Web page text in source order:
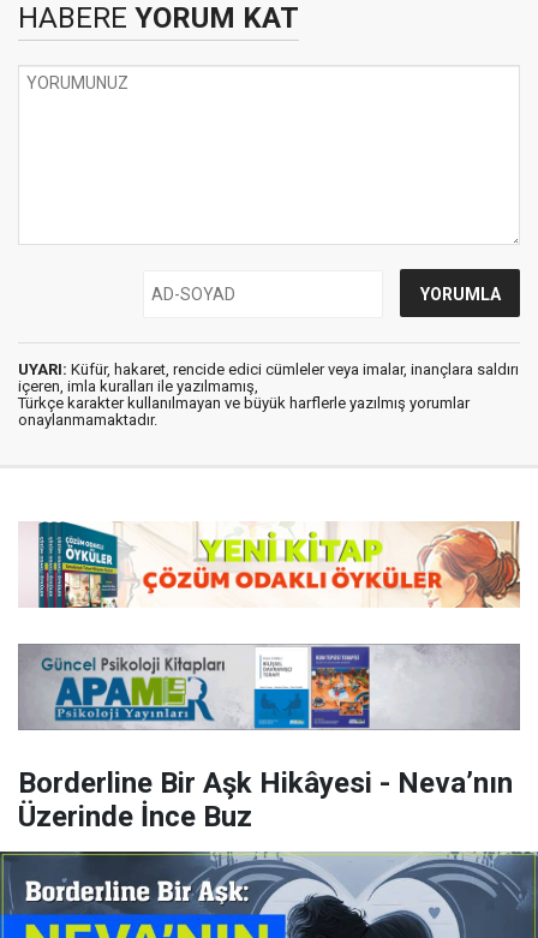
HABERE YORUM KAT
UYARI: Küfür, hakaret, rencide edici cümleler veya imalar, inançlara saldırı
içeren, imla kuralları ile yazılmamış,
Türkçe karakter kullanılmayan ve büyük harflerle yazılmış yorumlar
onaylanmamaktadır.
Borderline Bir Aşk Hikâyesi - Neva’nın
Üzerinde İnce Buz